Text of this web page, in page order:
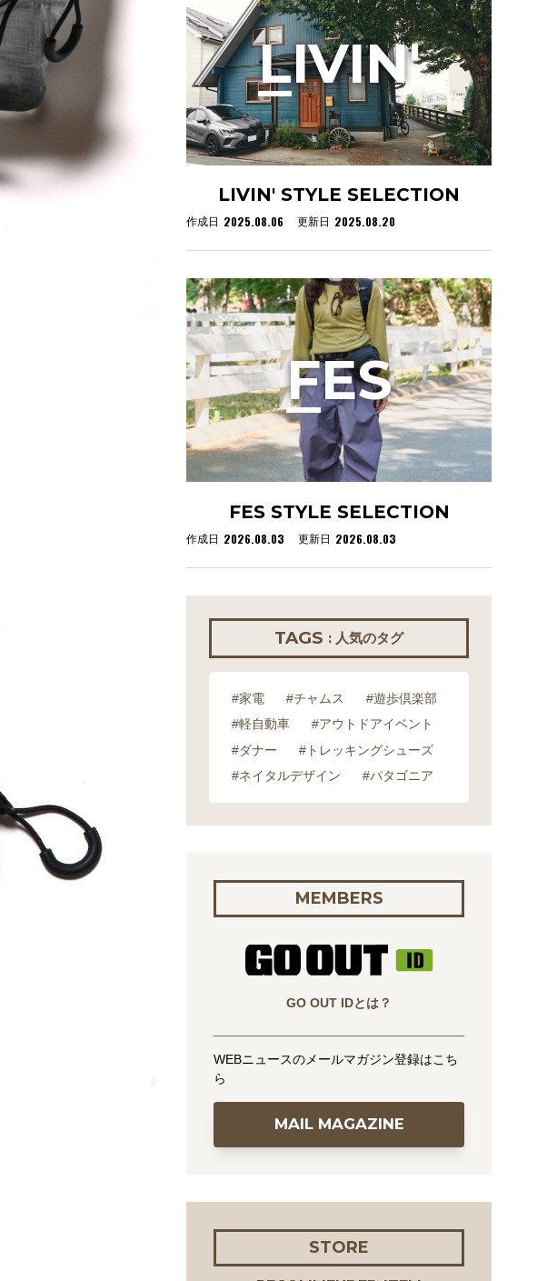
LIVIN' STYLE SELECTION
作成日 2025.08.06 更新日 2025.08.20
LIVIN'
FES STYLE SELECTION
作成日 2026.08.03 更新日 2026.08.03
FES
TAGS : 人気のタグ
#家電 #チャムス
#遊歩倶楽部
#軽自動車
#アウトドアイベント
#ダナー
#トレッキングシューズ
#ネイタルデザイン
#パタゴニア
MEMBERS
GO OUT IDとは？
WEBニュースのメールマガジン登録はこち
ら
MAIL MAGAZINE
STORE